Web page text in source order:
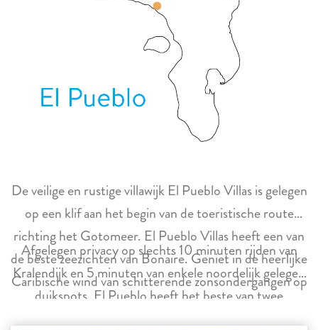
De veilige en rustige villawijk El Pueblo Villas is gelegen
op een klif aan het begin van de toeristische route
richting het Gotomeer. El Pueblo Villas heeft een van
de beste zeezichten van Bonaire. Geniet in de heerlijke
Caribische wind van schitterende zonsondergangen op
het dakterras of in een infinity pool.
Afgelegen privacy op slechts 10 minuten rijden van
Kralendijk en 5 minuten van enkele noordelijk gelegen
duikspots. El Pueblo heeft het beste van twee
werelden op Bonaire.